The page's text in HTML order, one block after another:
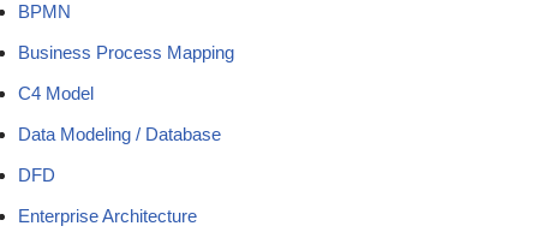
BPMN
Business Process Mapping
C4 Model
Data Modeling / Database
DFD
Enterprise Architecture